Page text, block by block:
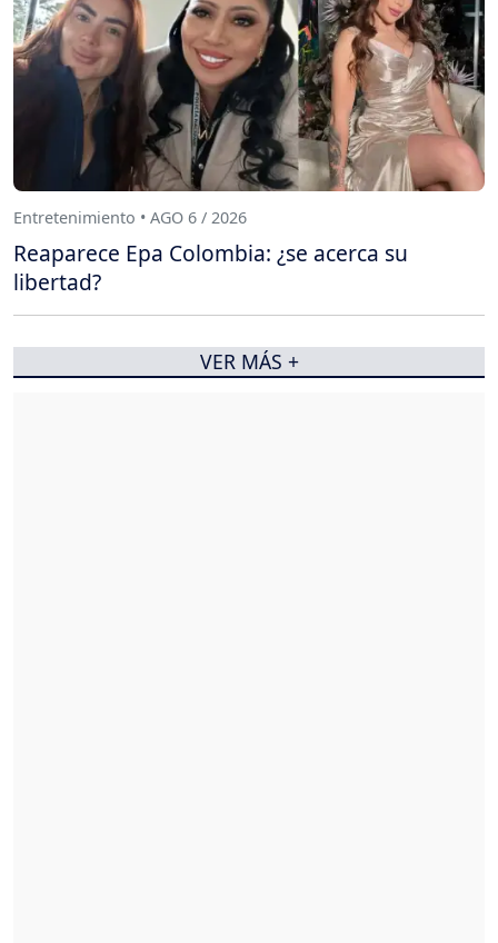
Entretenimiento • AGO 6 / 2026
Reaparece Epa Colombia: ¿se acerca su
libertad?
VER MÁS +